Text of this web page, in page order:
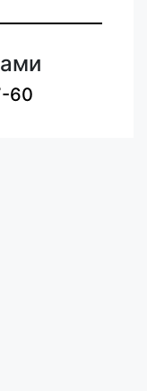
60